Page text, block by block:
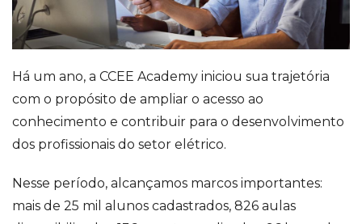
Há um ano, a CCEE Academy iniciou sua trajetória
com o propósito de ampliar o acesso ao
conhecimento e contribuir para o desenvolvimento
dos profissionais do setor elétrico.
Nesse período, alcançamos marcos importantes:
mais de 25 mil alunos cadastrados, 826 aulas